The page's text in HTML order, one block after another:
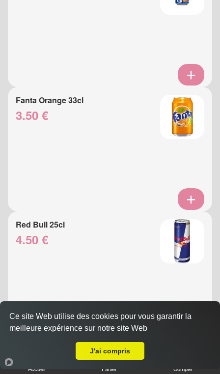
Fanta Orange 33cl
3.50 €
Red Bull 25cl
4.50 €
Accueil Panier Compte
Ce site Web utilise des cookies pour vous garantir la
meilleure expérience sur notre site Web
J'ai compris